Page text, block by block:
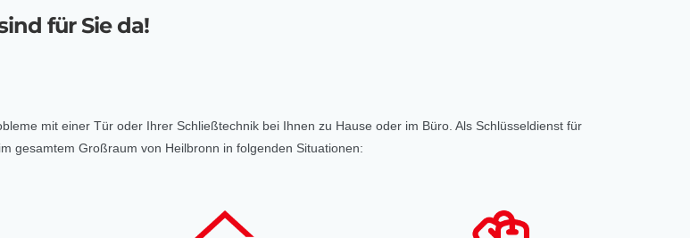
für Sie da!
mit einer Tür oder Ihrer Schließtechnik bei Ihnen zu Hause oder im Büro. Als Schlüsseldienst für
gesamtem Großraum von Heilbronn in folgenden Situationen: